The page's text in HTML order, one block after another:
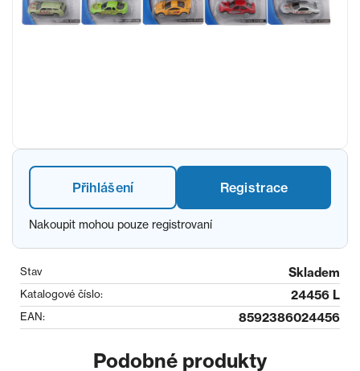
Přihlášení Registrace
Nakoupit mohou pouze registrovaní
Stav Skladem
Katalogové číslo: 24456 L
EAN: 8592386024456
Podobné produkty